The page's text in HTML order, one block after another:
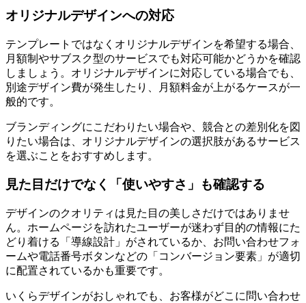
オリジナルデザインへの対応
テンプレートではなくオリジナルデザインを希望する場合、
月額制やサブスク型のサービスでも対応可能かどうかを確認
しましょう。オリジナルデザインに対応している場合でも、
別途デザイン費が発生したり、月額料金が上がるケースが一
般的です。
ブランディングにこだわりたい場合や、競合との差別化を図
りたい場合は、オリジナルデザインの選択肢があるサービス
を選ぶことをおすすめします。
見た目だけでなく「使いやすさ」も確認する
デザインのクオリティは見た目の美しさだけではありませ
ん。ホームページを訪れたユーザーが迷わず目的の情報にた
どり着ける「導線設計」がされているか、お問い合わせフォ
ームや電話番号ボタンなどの「コンバージョン要素」が適切
に配置されているかも重要です。
いくらデザインがおしゃれでも、お客様がどこに問い合わせ